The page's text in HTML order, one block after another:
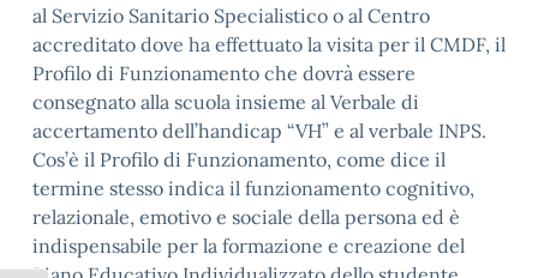
al Servizio Sanitario Specialistico o al Centro
accreditato dove ha effettuato la visita per il CMDF, il
Profilo di Funzionamento che dovrà essere
consegnato alla scuola insieme al Verbale di
accertamento dell’handicap “VH” e al verbale INPS.
Cos’è il Profilo di Funzionamento, come dice il
termine stesso indica il funzionamento cognitivo,
relazionale, emotivo e sociale della persona ed è
indispensabile per la formazione e creazione del